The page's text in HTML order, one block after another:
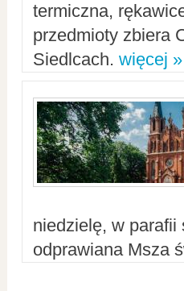
termiczna,
przedmioty zbiera
Siedlcach. więcej »
niedzielę, w parafii
odprawiana Msza